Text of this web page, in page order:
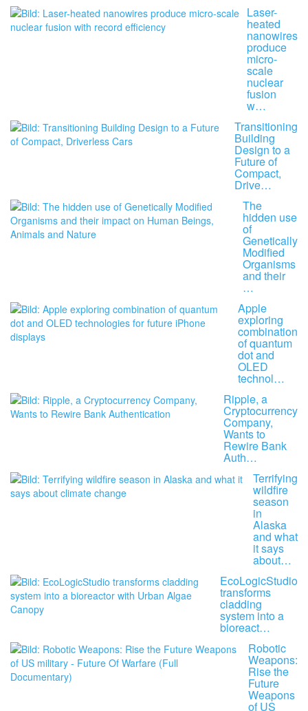
Laser-
heated
nanowires
produce
micro-
scale
nuclear
fusion
w…
Transitioning
Building
Design to a
Future of
Compact,
Drive…
The
hidden use
of
Genetically
Modified
Organisms
and their
…
Apple
exploring
combination
of quantum
dot and
OLED
technol…
Ripple, a
Cryptocurrency
Company,
Wants to
Rewire Bank
Auth…
Terrifying
wildfire
season
in
Alaska
and what
it says
about…
EcoLogicStudio
transforms
cladding
system into a
bioreact…
Robotic
Weapons:
Rise the
Future
Weapons
of US